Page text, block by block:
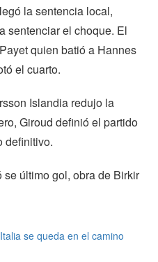
la sentencia local,
sentenciar el choque. El
quien batió a Hannes
el cuarto.
Islandia redujo la
Giroud definió el partido
definitivo.
último gol, obra de Birkir
se queda en el camino